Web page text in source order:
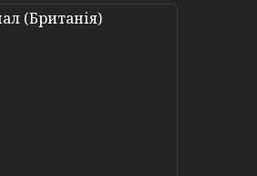
(Британія)